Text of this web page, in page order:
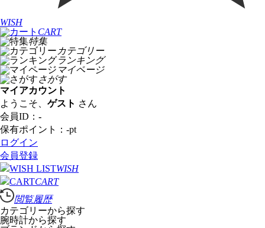
WISH
CART
特集
カテゴリー
ランキング
マイページ
さがす
マイアカウント
ようこそ、 ゲスト さん
会員ID： -
保有ポイント： -pt
ログイン
会員登録
WISH
CART
閲覧履歴
カテゴリーから探す
腕時計から探す